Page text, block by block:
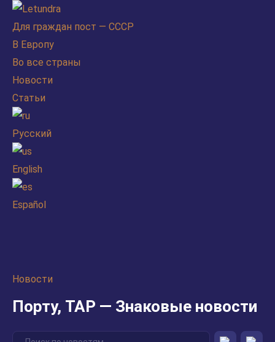
Для граждан пост — СССР
В Европу
Во все страны
Новости
Статьи
Русский
English
Español
Новости
Порту, TAP — Знаковые новости